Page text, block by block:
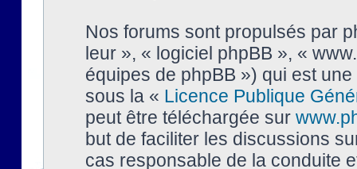
Nos forums sont propulsés par
leur », « logiciel phpBB », «
équipes de phpBB ») qui est
sous la « Licence Publique
peut être téléchargée sur
but de faciliter les discussions
cas responsable de la conduite